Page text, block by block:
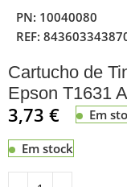
PN: 10040080
REF:
Cartucho de
Epson T1631
3,73€ Em
Em stock